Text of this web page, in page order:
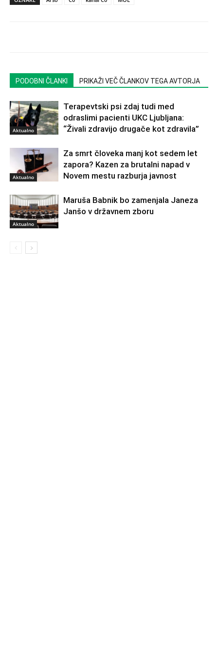
PODOBNI ČLANKI PRIKAŽI VEČ ČLANKOV TEGA AVTORJA
Aktualno
Terapevtski psi zdaj tudi med
odraslimi pacienti UKC Ljubljana:
“Živali zdravijo drugače kot zdravila”
Aktualno
Za smrt človeka manj kot sedem let
zapora? Kazen za brutalni napad v
Novem mestu razburja javnost
Aktualno
Maruša Babnik bo zamenjala Janeza
Janšo v državnem zboru